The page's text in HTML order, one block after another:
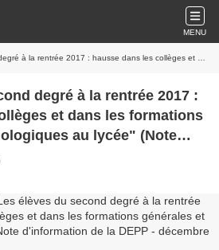
MENU
collèges et dans les formations générales et technologiques au lycée" (Note d'information de la DEPP - décembre 2017)
degré à la rentrée 2017 :
et dans les formations
au lycée" (Note
- décembre 2017)